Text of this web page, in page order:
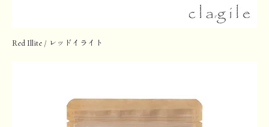
Red Illite / レッドイライト